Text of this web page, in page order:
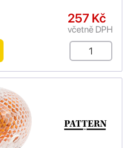
257 Kč
včetně DPH